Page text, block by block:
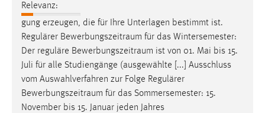
Relevanz:
gung erzeugen, die für Ihre Unterlagen bestimmt ist.
Regulärer Bewerbungszeitraum für das Wintersemester:
Der reguläre Bewerbungszeitraum ist von 01. Mai bis 15.
Juli für alle Studiengänge (ausgewählte [...] Ausschluss
vom Auswahlverfahren zur Folge Regulärer
Bewerbungszeitraum für das Sommersemester: 15.
November bis 15. Januar jeden Jahres